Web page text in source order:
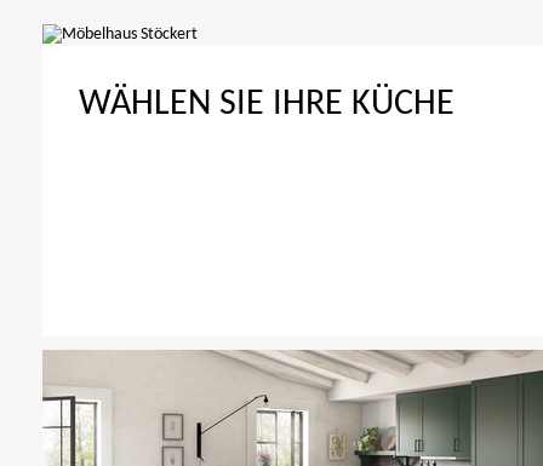
WÄHLEN SIE IHRE KÜCHE